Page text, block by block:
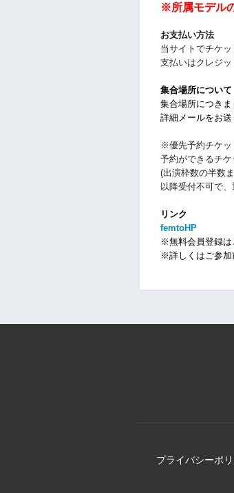
※所属モデル
お支払い方法
当サイトでチケッ
支払いはクレジッ
集合場所について
集合場所につき
詳細メールをお送
※優先予約チケッ
予約ができるチケ
(出演枠数の半数
以降受付不可で
リンク
femtoHP
※無料会員登録は
※詳しくはご参加
プライバシーポ